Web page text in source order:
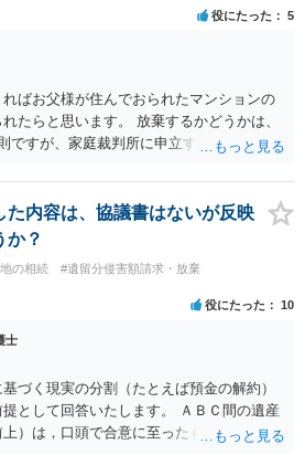
役にたった 5
ばお父様が住んでおられたマンションの
たらと思います。 放棄するかどうかは、
ですが、家庭裁判所に申立すれば3カ月の
ができます。 銀行やサラ金が数年も放置
、数年後に借金が発見される可能性はほぼ
った相続放棄を検討していた案件で、期間
ラ金に対する過払金など相当な財産が見
事例がありました。
た内容は、協議書はないが反映
か？
の相続
#遺留分侵害額請求・放棄
役にたった 10
士
づく現実の分割（たとえば預金の解約）
として回答いたします。 ＡＢＣ間の遺産
）は，口頭で合意に至ったものであって